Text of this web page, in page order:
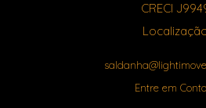
CRECI
Entre em